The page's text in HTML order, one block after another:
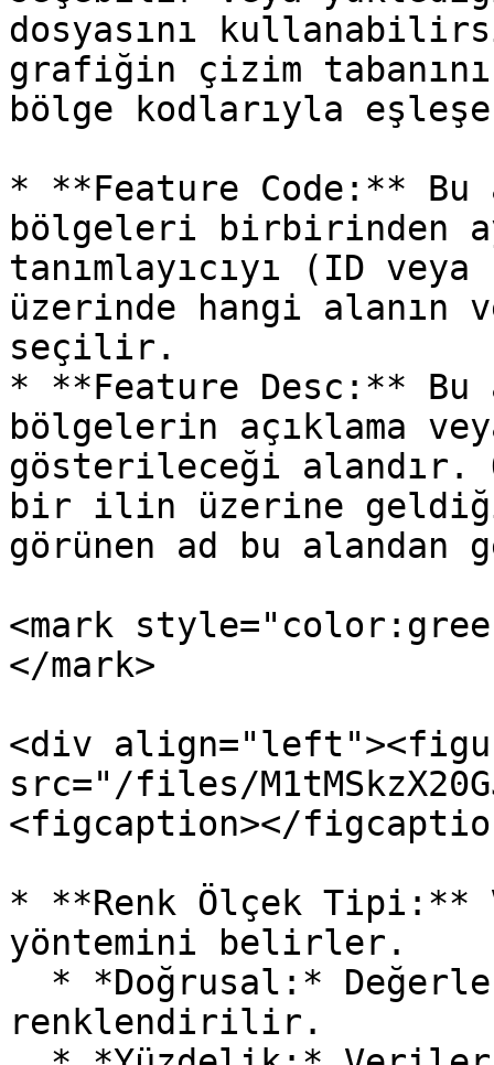
dosyasını
grafiğin çizim
bölge kodlarıyla
* **Feature Code:** Bu
bölgeleri birbirinden
tanımlayıcıyı (ID
üzerinde hangi alanın
seçilir.
* **Feature Desc:**
bölgelerin açıklama
gösterileceği alandır.
bir ilin üzerine
görünen ad bu alandan
<mark
</mark>
<div
src="/files/
<figcaption></
* **Renk Ölçek Tipi:**
yöntemini belirler.
renklendirilir.